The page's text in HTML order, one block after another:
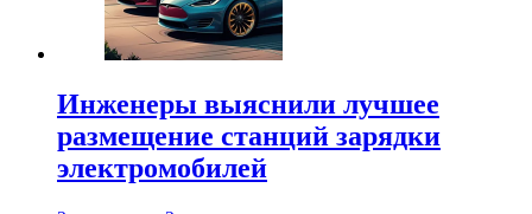
Инженеры выяснили лучшее
размещение станций зарядки
электромобилей